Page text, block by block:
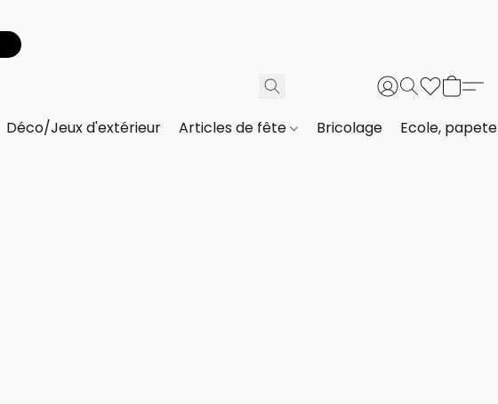
Déco/Jeux d'extérieur Articles de fête Bricolage Ecole,